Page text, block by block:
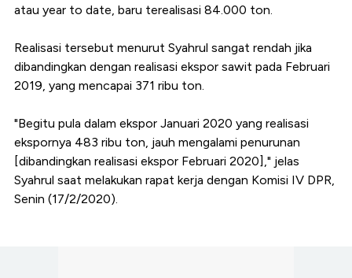
atau year to date, baru terealisasi 84.000 ton.
Realisasi tersebut menurut Syahrul sangat rendah jika
dibandingkan dengan realisasi ekspor sawit pada Februari
2019, yang mencapai 371 ribu ton.
"Begitu pula dalam ekspor Januari 2020 yang realisasi
ekspornya 483 ribu ton, jauh mengalami penurunan
[dibandingkan realisasi ekspor Februari 2020]," jelas
Syahrul saat melakukan rapat kerja dengan Komisi IV DPR,
Senin (17/2/2020).